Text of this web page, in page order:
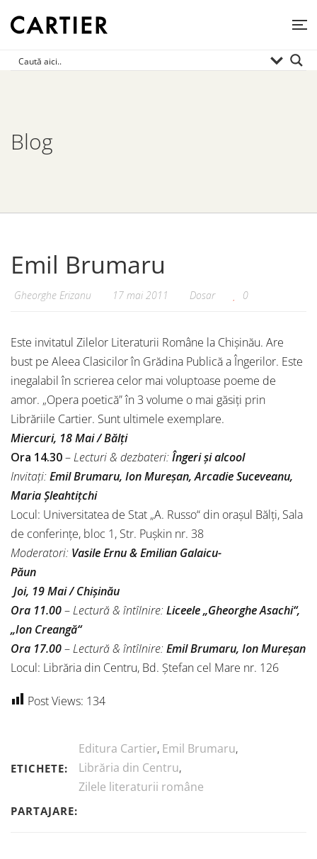
Blog
Emil Brumaru
Gheorghe Erizanu 17 mai 2011 Dosar 0
Este invitatul Zilelor Literaturii Române la Chișinău. Are
bust pe Aleea Clasicilor în Grădina Publică a Îngerilor. Este
inegalabil în scrierea celor mai voluptoase poeme de
amor. „Opera poetică” în 3 volume o mai găsiți prin
Librăriile Cartier. Sunt ultimele exemplare.
Miercuri, 18 Mai / Bălţi
Ora 14.30–Lecturi & dezbateri:Îngeri și alcool
Invitaţi:Emil Brumaru, IonMureşan, Arcadie Suceveanu,
Maria Șleahtițchi
Locul: Universitatea de Stat „A. Russo“ din oraşul Bălţi, Sala
de conferinţe, bloc 1, Str. Puşkin nr. 38
Moderatori: Vasile Ernu & Emilian Galaicu-
Păun
Joi, 19 Mai / Chişinău
Ora 11.00–Lectură & întîlnire:Liceele „Gheorghe Asachi“,
„Ion Creangă“
Ora 17.00–Lectură & întîlnire:Emil Brumaru, Ion Mureşan
Locul: Librăria din Centru, Bd. Ştefan cel Mare nr. 126
Post Views: 134
ETICHETE:
Editura Cartier, Emil Brumaru,
Librăria din Centru,
Zilele literaturii române
PARTAJARE: